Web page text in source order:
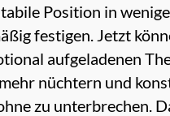
Position in
festigen. Jetzt
aufgeladenen
nüchtern und
zu unterbrechen.